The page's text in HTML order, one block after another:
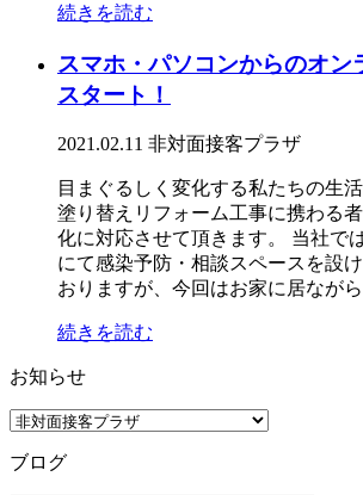
続きを読む
スマホ・パソコンからのオン
スタート！
2021.02.11 非対面接客プラザ
目まぐるしく変化する私たちの生
塗り替えリフォーム工事に携わる
化に対応させて頂きます。 当社で
にて感染予防・相談スペースを設
おりますが、今回はお家に居なが
続きを読む
お知らせ
ブログ